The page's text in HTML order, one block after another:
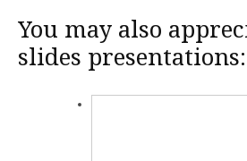
You may also
slides presentations: